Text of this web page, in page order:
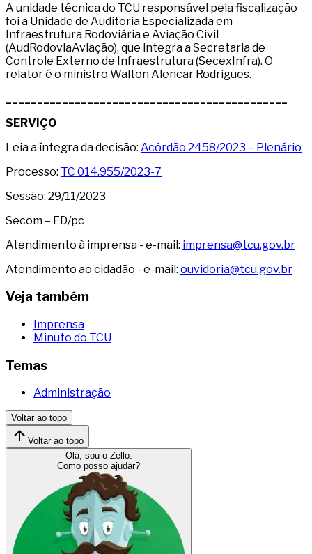
A unidade técnica do TCU responsável pela fiscalização
foi a Unidade de Auditoria Especializada em
Infraestrutura Rodoviária e Aviação Civil
(AudRodoviaAviação), que integra a Secretaria de
Controle Externo de Infraestrutura (SecexInfra). O
relator é o ministro Walton Alencar Rodrigues.
SERVIÇO
Leia a íntegra da decisão: Acórdão 2458/2023 – Plenário
Processo: TC 014.955/2023-7
Sessão: 29/11/2023
Secom – ED/pc
Atendimento à imprensa - e-mail: imprensa@tcu.gov.br
Atendimento ao cidadão - e-mail: ouvidoria@tcu.gov.br
Veja também
Imprensa
Minuto do TCU
Temas
Administração
Voltar ao topo
Voltar ao topo
Olá, sou o Zello.
Como posso ajudar?